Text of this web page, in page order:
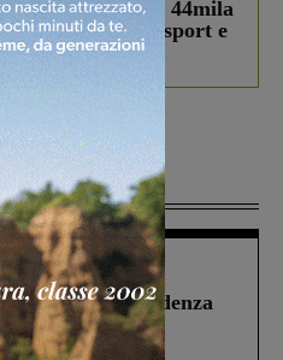
Cities, oltre 44mila
il bando per lo sport e
2026
oltre la scadenza
d’Italia: “Un